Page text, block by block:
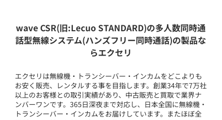
wave CSR(旧:Lecuo STANDARD)の多人数同時通
話型無線システム(ハンズフリー同時通話)の製品な
らエクセリ
エクセリは無線機・トランシーバー・インカムをどこよりも
お安く販売、レンタルする事を目指します。創業34年で7万社
以上のお客様との取引実績があり、中古販売と買取で業界ナ
ンバーワンです。365日深夜まで対応し、日本全国に無線機・
トランシーバー・インカムをお届けしています。またほぼ全